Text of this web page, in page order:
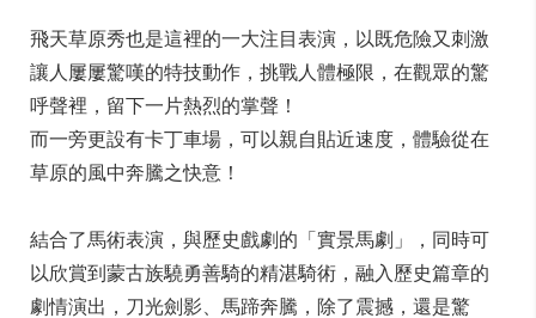
飛天草原秀也是這裡的一大注目表演， 以既危險又刺激
讓人屢屢驚嘆的特技動作，挑戰人體極限， 在觀眾的驚
呼聲裡，留下一片熱烈的掌聲！
而一旁更設有卡丁車場，可以親自貼近速度， 體驗從在
草原的風中奔騰之快意！
結合了馬術表演，與歷史戲劇的「實景馬劇」， 同時可
以欣賞到蒙古族驍勇善騎的精湛騎術， 融入歷史篇章的
劇情演出，刀光劍影、馬蹄奔騰，除了震撼， 還是驚